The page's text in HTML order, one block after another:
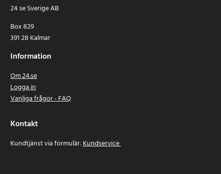
24 se Sverige AB
Box 829
391 28 Kalmar
Information
Om 24.se
Logga in
Vanliga frågor - FAQ
Kontakt
Kundtjänst via formulär:Kundservice